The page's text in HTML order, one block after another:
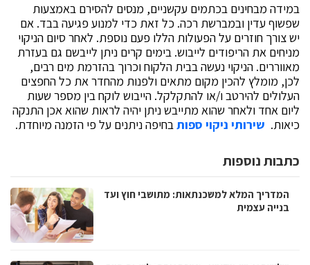
במידה מבחינים בכתמים עקשניים, מנסים להסירם באמצעות
שפשוף עדין ובמברשת רכה. כל זאת כדי למנוע פגיעה בבד. אם
יש צורך חוזרים על הפעולות הללו פעם נוספת. לאחר סיום הניקוי
מניחים את הריפודים לייבוש. בימים קרים ניתן לייבשם גם בעזרת
מאווררים. הניקוי נעשה בבית הלקוח וכרוך בהזרמת מים רבים,
לכן, מומלץ להכין מקום מתאים ולפנות מהחדר את כל החפצים
העלולים להירטב ו/או להתקלקל. הייבוש לוקח בין מספר שעות
ליום אחד ולאחר שהוא מתייבש ניתן יהיה לראות שהוא אכן התנקה
כיאות. שירותי ניקוי ספותבחיפה ניתנים על פי הזמנה מיוחדת.
כתבות נוספות
המדריך המלא למשכנתאות: מתושבי חוץ ועד
בנייה עצמית